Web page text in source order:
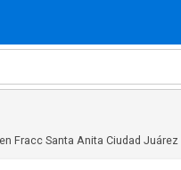
Fracc Santa Anita Ciudad Juárez